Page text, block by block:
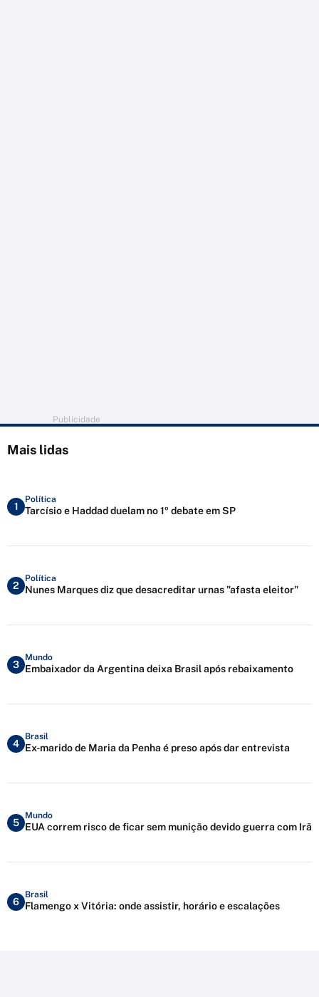
Publicidade
Mais lidas
1
Política
Tarcísio e Haddad duelam no 1º debate em SP
2
Política
Nunes Marques diz que desacreditar urnas "afasta eleitor"
3
Mundo
Embaixador da Argentina deixa Brasil após rebaixamento
4
Brasil
Ex-marido de Maria da Penha é preso após dar entrevista
5
Mundo
EUA correm risco de ficar sem munição devido guerra com Irã
6
Brasil
Flamengo x Vitória: onde assistir, horário e escalações